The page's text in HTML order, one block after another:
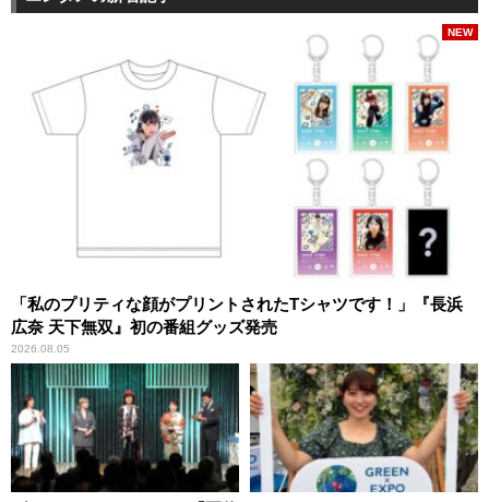
「私のプリティな顔がプリントされたTシャツです！」『長浜
広奈 天下無双』初の番組グッズ発売
2026.08.05
NEW